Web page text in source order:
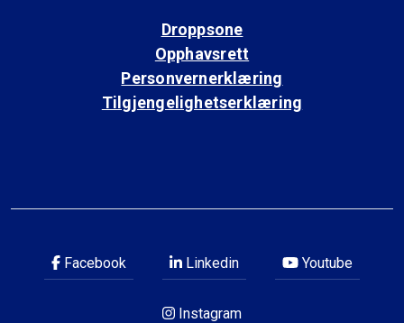
Droppsone
Opphavsrett
Personvernerklæring
Tilgjengelighetserklæring
Facebook Linkedin Youtube
Instagram